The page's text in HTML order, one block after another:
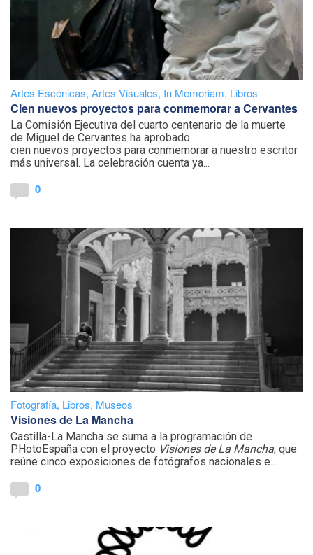
Artes Escénicas, Artes Visuales, In Memoriam, Libros
Cien nuevos proyectos para conmemorar a Cervantes
La Comisión Ejecutiva del cuarto centenario de la muerte
de Miguel de Cervantes ha aprobado
cien nuevos proyectos para conmemorar a nuestro escritor
más universal. La celebración cuenta ya...
0
Fotografía, Libros, Museos
Visiones de La Mancha
Castilla-La Mancha se suma a la programación de
PHotoEspaña con el proyecto Visiones de La Mancha, que
reúne cinco exposiciones de fotógrafos nacionales e...
0